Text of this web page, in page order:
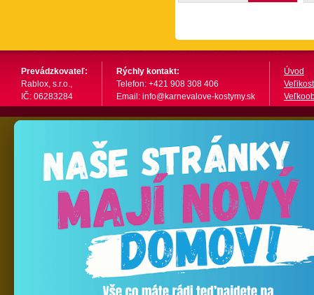
Prevádzkovateľ:
Rablox, s.r.o.,
IČ: 06283284
Rýchly kontakt:
Telefon: +421 908 308 406
Email: info@karnevalove-kostymy.sk
Úvod